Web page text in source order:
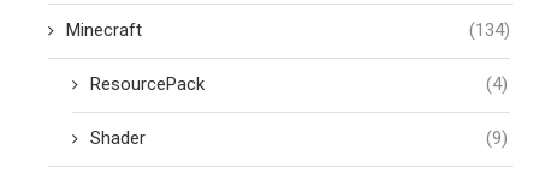
Minecraft (134)
ResourcePack (4)
Shader (9)